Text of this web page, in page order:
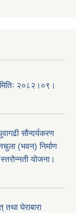
२०८२।०९।
सौन्दर्यकरण
(भवन) निर्माण
योजना।
तथा घेराबारा